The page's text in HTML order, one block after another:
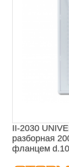
II-2030
разборная
фланцем